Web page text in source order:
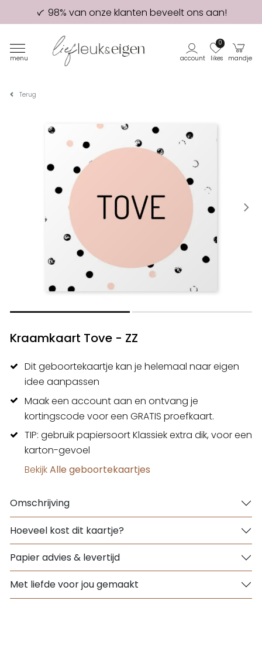
98% van onze klanten beveelt ons aan!
Eerste proefdruk GRATIS
menu account likes
0
mandje
Terug
Kraamkaart Tove - ZZ
Dit geboortekaartje kan je helemaal naar eigen
idee aanpassen
Maak een account aan en ontvang je
kortingscode voor een GRATIS proefkaart.
TIP: gebruik papiersoort Klassiek extra dik, voor een
karton-gevoel
BekijkAlle geboortekaartjes
Omschrijving
Hoeveel kost dit kaartje?
Papier advies & levertijd
Met liefde voor jou gemaakt